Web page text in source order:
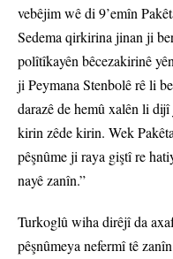
vebêjim wê di 9’emîn
Sedema qirkirina jinan ji
polîtîkayên bêcezakirinê
ji Peymana Stenbolê rê li
darazê de hemû xalên li
kirin zêde kirin. Wek
pêşnûme ji raya giştî re
nayê zanîn.”
Turkoglû wiha dirêjî da
pêşnûmeya nefermî tê